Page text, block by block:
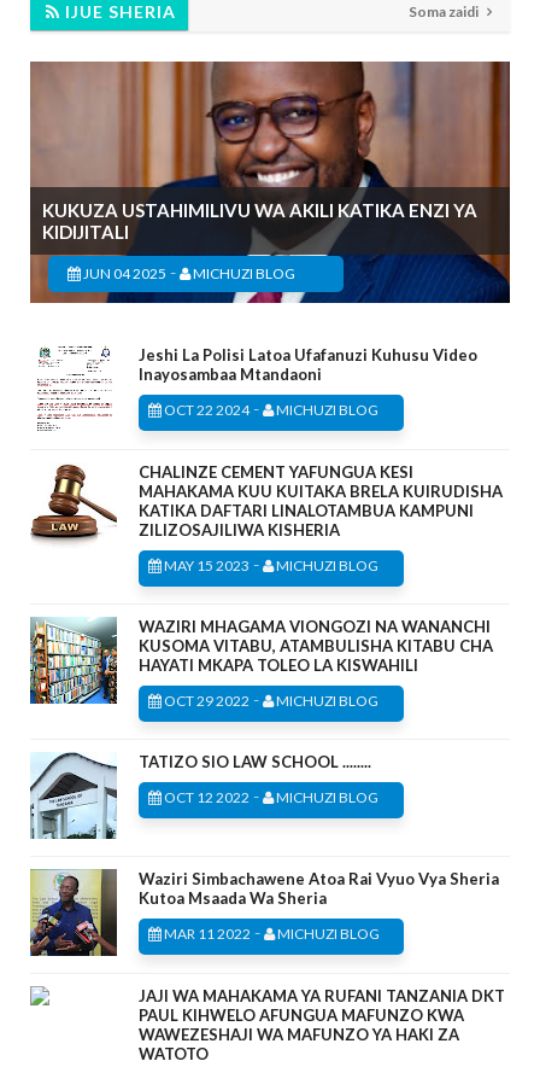
IJUE SHERIA Soma zaidi
KUKUZA USTAHIMILIVU WA AKILI KATIKA ENZI YA
KIDIJITALI
JUN 04 2025 - MICHUZI BLOG
Jeshi La Polisi Latoa Ufafanuzi Kuhusu Video
Inayosambaa Mtandaoni
OCT 22 2024- MICHUZI BLOG
CHALINZE CEMENT YAFUNGUA KESI
MAHAKAMA KUU KUITAKA BRELA KUIRUDISHA
KATIKA DAFTARI LINALOTAMBUA KAMPUNI
ZILIZOSAJILIWA KISHERIA
MAY 15 2023 - MICHUZI BLOG
WAZIRI MHAGAMA VIONGOZI NA WANANCHI
KUSOMA VITABU, ATAMBULISHA KITABU CHA
HAYATI MKAPA TOLEO LA KISWAHILI
OCT 29 2022 - MICHUZI BLOG
TATIZO SIO LAW SCHOOL ........
OCT 12 2022 - MICHUZI BLOG
Waziri Simbachawene Atoa Rai Vyuo Vya Sheria
Kutoa Msaada Wa Sheria
MAR 11 2022 - MICHUZI BLOG
JAJI WA MAHAKAMA YA RUFANI TANZANIA DKT
PAUL KIHWELO AFUNGUA MAFUNZO KWA
WAWEZESHAJI WA MAFUNZO YA HAKI ZA
WATOTO